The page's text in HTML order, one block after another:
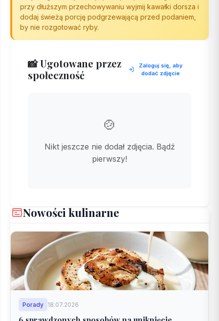
przy dłuższym przechowywaniu wyjmij kawałki dorsza i
dodaj świeżą porcję podgrzewającą przed podaniem,
by nie rozgotować ryby.
📸 Ugotowane przez
społeczność
Zaloguj się, aby
dodać zdjęcie
🍲
Nikt jeszcze nie dodał zdjęcia. Bądź
pierwszy!
Nowości kulinarne
Porady 18.07.2026